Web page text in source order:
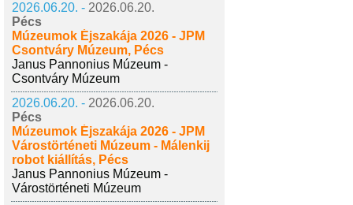
2026.06.20. - 2026.06.20.
Pécs
Múzeumok Éjszakája 2026 - JPM
Csontváry Múzeum, Pécs
Janus Pannonius Múzeum -
Csontváry Múzeum
2026.06.20. - 2026.06.20.
Pécs
Múzeumok Éjszakája 2026 - JPM
Várostörténeti Múzeum - Málenkij
robot kiállítás, Pécs
Janus Pannonius Múzeum -
Várostörténeti Múzeum